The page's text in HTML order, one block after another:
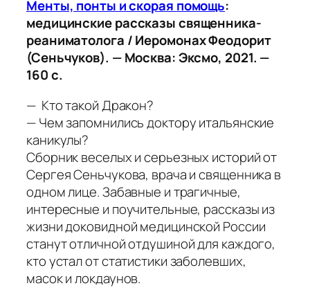
Менты, понты и скорая помощь:
медицинские рассказы священника-
реаниматолога / Иеромонах Феодорит
(Сеньчуков). — Москва: Эксмо, 2021. —
160 с.
— Кто такой Дракон?
— Чем запомнились доктору итальянские
каникулы?
Сборник веселых и серьезных историй от
Сергея Сеньчукова, врача и священника в
одном лице. Забавные и трагичные,
интересные и поучительные, рассказы из
жизни доковидной медицинской России
станут отличной отдушиной для каждого,
кто устал от статистики заболевших,
масок и локдаунов.